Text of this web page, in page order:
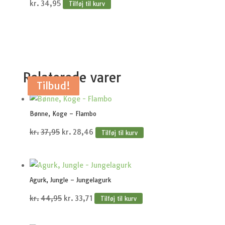
kr. 34,95 Tilføj til kurv
Relaterede varer
Tilbud!
Bønne, Koge – Flambo
kr.37,95 Den
var:
kr.37,95.
kr. 28,46Den
er:
kr.28,46.
Tilføj til kurv
Tilbud!
Agurk, Jungle – Jungelagurk
kr.44,95 Den
kr. 33,71DenTilføj til kurv
Tilbud!
Tilbud!
Tilbud!